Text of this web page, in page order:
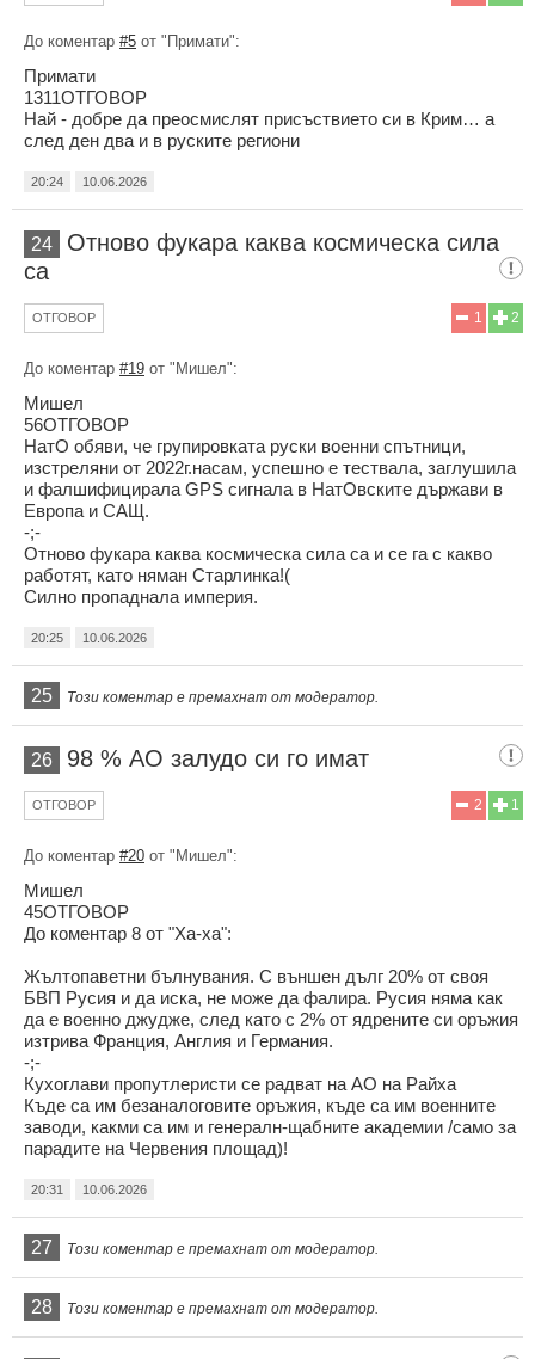
До коментар #5 от "Примати":
Примати
1311ОТГОВОР
Най - добре да преосмислят присъствието си в Крим… а
след ден два и в руските региони
20:24 10.06.2026
24
Отново фукара каква космическа сила
са
2
1
ОТГОВОР
До коментар #19 от "Мишел":
Мишел
56ОТГОВОР
НатО обяви, че групировката руски военни спътници,
изстреляни от 2022г.насам, успешно е тествала, заглушила
и фалшифицирала GPS сигнала в НатОвските държави в
Европа и САЩ.
-;-
Отново фукара каква космическа сила са и се га с какво
работят, като няман Старлинка!(
Силно пропаднала империя.
20:25 10.06.2026
25 Този коментар е премахнат от модератор.
26 98 % АО залудо си го имат
1
2
ОТГОВОР
До коментар #20 от "Мишел":
Мишел
45ОТГОВОР
До коментар 8 от "Ха-ха":
Жълтопаветни бълнувания. С външен дълг 20% от своя
БВП Русия и да иска, не може да фалира. Русия няма как
да е военно джудже, след като с 2% от ядрените си оръжия
изтрива Франция, Англия и Германия.
-;-
Кухоглави пропутлеристи се радват на АО на Райха
Къде са им безаналоговите оръжия, къде са им военните
заводи, какми са им и генералн-щабните академии /само за
парадите на Червения площад)!
20:31 10.06.2026
27 Този коментар е премахнат от модератор.
28 Този коментар е премахнат от модератор.